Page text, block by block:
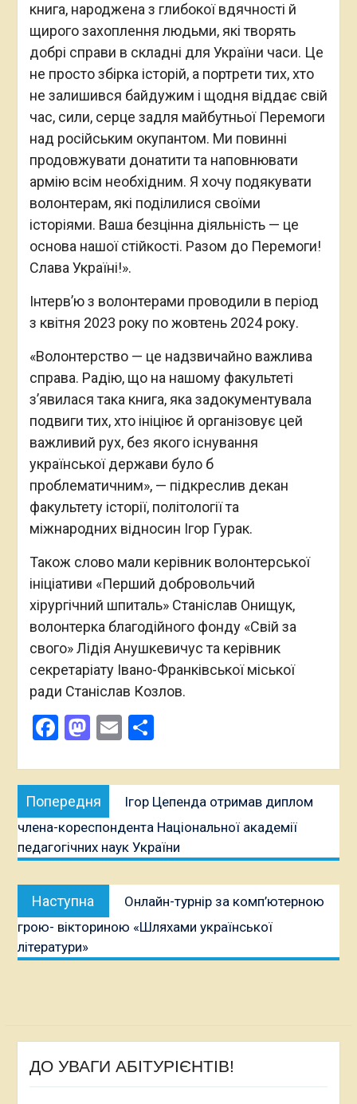
книга, народжена з глибокої вдячності й
щирого захоплення людьми, які творять
добрі справи в складні для України часи. Це
не просто збірка історій, а портрети тих, хто
не залишився байдужим і щодня віддає свій
час, сили, серце задля майбутньої Перемоги
над російським окупантом. Ми повинні
продовжувати донатити та наповнювати
армію всім необхідним. Я хочу подякувати
волонтерам, які поділилися своїми
історіями. Ваша безцінна діяльність — це
основа нашої стійкості. Разом до Перемоги!
Слава Україні!».
Інтерв’ю з волонтерами проводили в період
з квітня 2023 року по жовтень 2024 року.
«Волонтерство — це надзвичайно важлива
справа. Радію, що на нашому факультеті
з’явилася така книга, яка задокументувала
подвиги тих, хто ініціює й організовує цей
важливий рух, без якого існування
української держави було б
проблематичним», — підкреслив декан
факультету історії, політології та
міжнародних відносин Ігор Гурак.
Також слово мали керівник волонтерської
ініціативи «Перший добровольчий
хірургічний шпиталь» Станіслав Онищук,
волонтерка благодійного фонду «Свій за
свого» Лідія Анушкевичус та керівник
секретаріату Івано-Франківської міської
ради Станіслав Козлов.
Facebook
Mastodon
EmailПоділитися
Навігація
записів
Попередня
публікація:
Ігор Цепенда отримав диплом
члена-кореспондента Національної академії
педагогічних наук України
Наступна
публікація:
Онлайн-турнір за комп’ютерною
грою- вікториною «Шляхами української
літератури»
ДО УВАГИ АБІТУРІЄНТІВ!